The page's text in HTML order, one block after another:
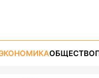
ОБЩЕСТВО